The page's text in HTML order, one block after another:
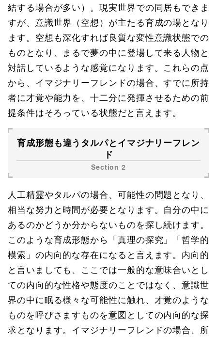
結する場合が多い）。現実世界での同居もできま
すが、意識世界（空想）が主たる育成の場となり
ます。空想も深化すれば良質な変性意識状態での
ものとなり、まるで夢の中に登場して来る人物と
対話しているような感覚になります。これらの点
から、イマジナリーフレンドの場合、すでに所持
者に才覚や能力を、十二分に発揮させるための前
提条件はそろっている状態だと言えます。
育成形態も違うタルパとイマジナリーフレン
ド
人工精霊やタルパの場合、可能性の問題となり、
相当な努力と時間が必要となります。自分の中に
あるのかどうか分からないものを探し続けます。
このような育成形態から「真理の探究」「哲学的
模索」の内向的な存在になると言えます。内向的
と言いましても、ここでは一般的な意味合いとし
ての内向的な性格や態度のことではなく、意識世
界の中に眠る様々な可能性に触れ、才覚のような
ものを呼びさますものを意図としての内向的な探
求となります。イマジナリーフレンドの場合、所